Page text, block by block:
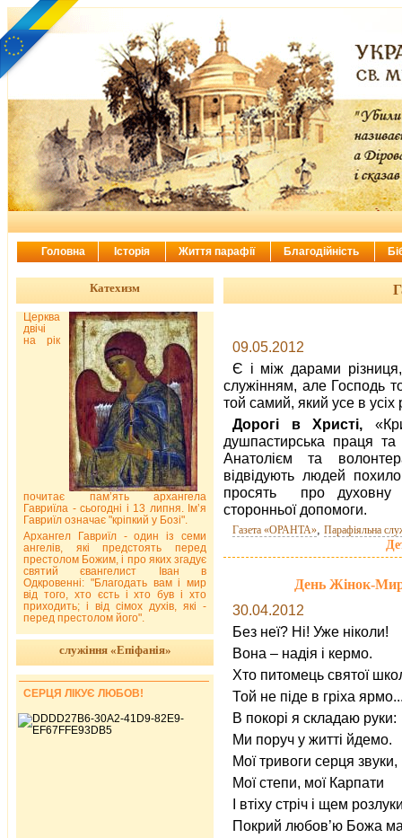
09.05.2012
Є і між дарами
служінням, але Господь
той самий, який усе в
Дорогі в Христі,
душпастирська праця
Анатолієм та
відвідують людей
просять про духовну
сторонньої допомоги.
Газета «ОРАНТА» Парафіяльна
День Жінок-
30.04.2012
Без неї? Ні! Уже ніколи!
Вона – надія і кермо.
Хто питомець святої
Той не піде в гріха
В покорі я складаю руки:
Ми поруч у житті йдемо.
Мої тривоги серця звуки,
Мої степи, мої Карпати
І втіху стріч і щем
Покрий любов’ю Божа
Катехизм
Церква
двічі
на рік
почитає пам’ять архангела
Гавриїла - сьогодні і 13 липня. Ім’я
Гавриїл означає "кріпкий у Бозі".
Архангел Гавриїл - один із семи
ангелів, які предстоять перед
престолом Божим, і про яких згадує
святий євангелист Іван в
Одкровенні: "Благодать вам і мир
від того, хто єсть і хто був і хто
приходить; і від сімох духів, які -
перед престолом його".
служіння «Епіфанія»
СЕРЦЯ ЛІКУЄ ЛЮБОВ!
Головна Історія Життя парафії Благодійність